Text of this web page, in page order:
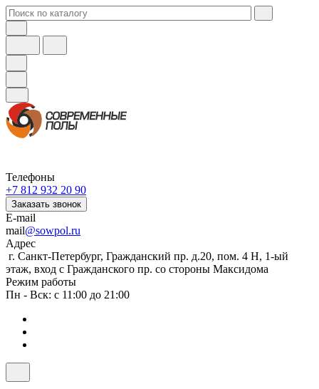
Телефоны
+7 812 932 20 90
Заказать звонок
E-mail
mail@sowpol.ru
Адрес
г. Санкт-Петербург, Гражданский пр. д.20, пом. 4 Н, 1-ый
этаж, вход с Гражданского пр. со стороны Максидома
Режим работы
Пн - Вск: с 11:00 до 21:00